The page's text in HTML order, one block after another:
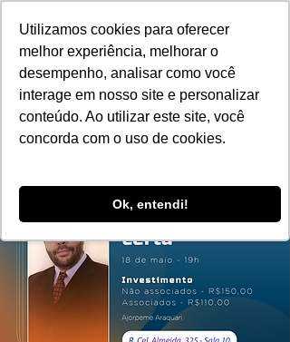
Utilizamos cookies para oferecer
melhor experiência, melhorar o
desempenho, analisar como você
interage em nosso site e personalizar
conteúdo. Ao utilizar este site, você
concorda com o uso de cookies.
Ok, entendi!